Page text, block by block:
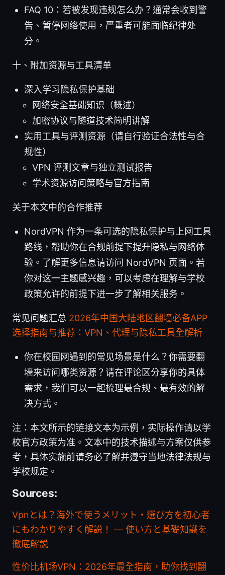
FAQ 10：若被发现违规怎么办？通常会收到警
告、暂停网络使用，严重者可能面临纪律处
分。
十、附加资源与工具清单
深入学习隐私保护基础
网络安全基础知识（概述）
加密协议与隧道技术简明讲解
实用工具与评测资源（请自行验证合法性与合
规性）
VPN 评测文章与独立测试报告
学术资源访问策略与官方指南
关于本文中的合作推荐
NordVPN 作为一条可选的隐私保护与上网工具
路线，帮助你在合规前提下提升隐私与网络体
验。了解更多信息请访问 NordVPN 页面。若
你对这一主题感兴趣，可以考虑在理解与学校
政策允许的前提下进一步了解相关服务。
常见问题汇总 2026年中国大陆地区翻墙必备APP
选择指南与推荐：VPN、代理与隐私工具全解析
你在校园网遇到的常见场景是什么？你需要翻
墙来访问哪类资源？请在评论区分享你的具体
需求，我们可以一起梳理最合规、最有效的解
决方式。
注：本文所示的链接文本为示例，实际操作请以学
校官方政策为准。文本中的技术描述与方案仅供参
考，具体实施前请务必了解并遵守当地法律法规与
学校规定。
Sources:
Vpnとは？海外で使うメリット・選び方を初心者
にもわかりやすく解説！ — 使い方と基礎知識を
徹底解説
性价比机场VPN：2026年最全指南，助你找到翻